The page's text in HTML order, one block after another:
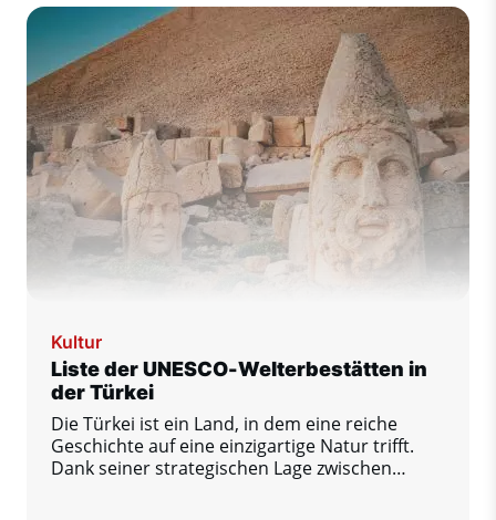
Kultur
Liste der UNESCO-Welterbestätten in
der Türkei
Die Türkei ist ein Land, in dem eine reiche
Geschichte auf eine einzigartige Natur trifft.
Dank seiner strategischen Lage zwischen